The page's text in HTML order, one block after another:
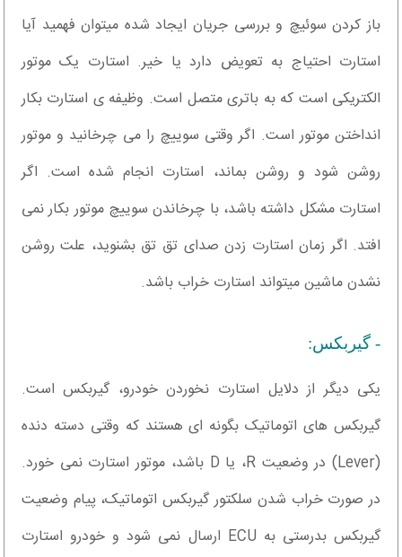
باز کردن سوئیچ و بررسی جریان ایجاد شده میتوان فهمید آیا
استارت احتیاج به تعویض دارد یا خیر. استارت یک موتور
الکتریکی است که به باتری متصل است. وظیفه ی استارت بکار
انداختن موتور است. اگر وقتی سوییچ را می چرخانید و موتور
روشن شود و روشن بماند، استارت انجام شده است. اگر
استارت مشکل داشته باشد، با چرخاندن سوییچ موتور بکار نمی
افتد. اگر زمان استارت زدن صدای تق تق بشنوید، علت روشن
نشدن ماشین میتواند استارت خراب باشد.
- گیربکس:
یکی دیگر از دلایل استارت نخوردن خودرو، گیربکس است.
گیربکس های اتوماتیک بگونه ای هستند که وقتی دسته دنده
(Lever) در وضعیت R، یا D باشد، موتور استارت نمی خورد.
در صورت خراب شدن سلکتور گیربکس اتوماتیک، پیام وضعیت
گیربکس بدرستی به ECU ارسال نمی شود و خودرو استارت